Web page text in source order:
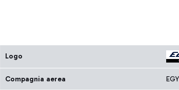
Logo
Compagnia aerea